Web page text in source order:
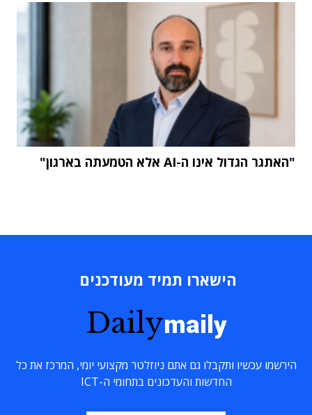
"האתגר הגדול אינו ה-AI אלא הטמעתה בארגון"
הישארו תמיד מעודכנים
Dailymaily
הירשמו עכשיו ותקבלו גם אתם ניוזלטר מקצועי יומי, המרכז את כל
החדשות והעדכונים בתחומי ה-ICT